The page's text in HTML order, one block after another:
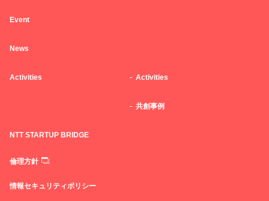
Event
News
Activities Activities
共創事例
NTT STARTUP BRIDGE
倫理方針
情報セキュリティポリシー